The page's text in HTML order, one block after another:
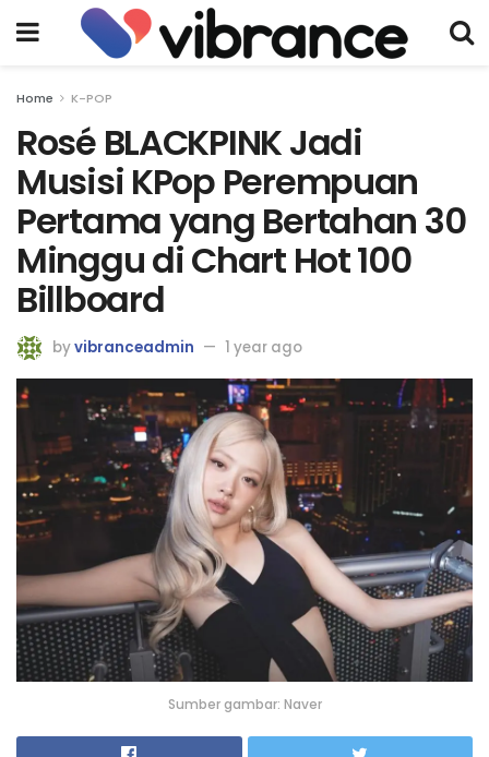
Home K-POP
Rosé BLACKPINK Jadi
Musisi KPop Perempuan
Pertama yang Bertahan 30
Minggu di Chart Hot 100
Billboard
byvibranceadmin 1 year ago
Sumber gambar: Naver